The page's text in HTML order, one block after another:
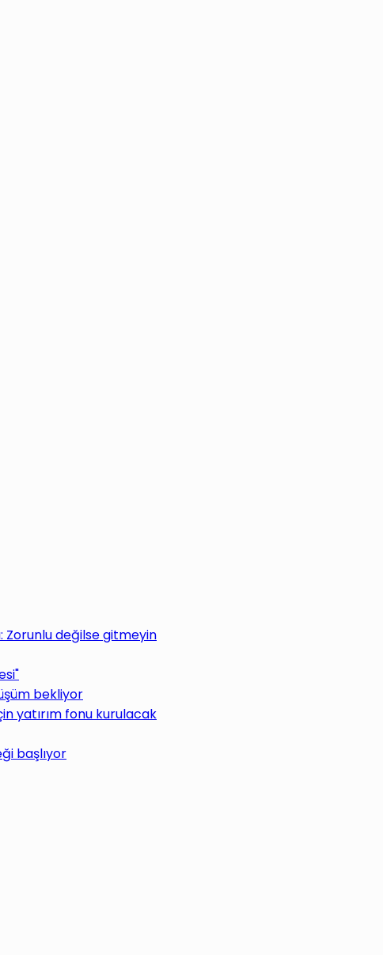
Zorunlu değilse gitmeyin
bekliyor
yatırım fonu kurulacak
başlıyor